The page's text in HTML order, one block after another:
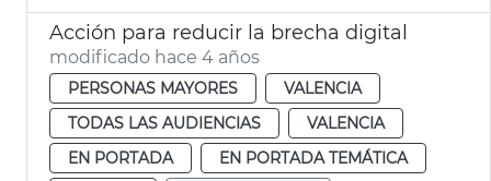
Acción para reducir la brecha digital
modificado hace 4 años
PERSONAS MAYORES
VALENCIA
TODAS LAS AUDIENCIAS
VALENCIA
EN PORTADA
EN PORTADA TEMÁTICA